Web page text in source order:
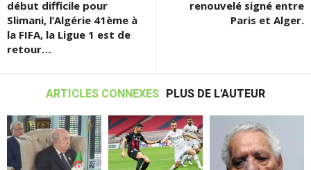
début difficile pour
Slimani, l’Algérie 41ème à
la FIFA, la Ligue 1 est de
retour…
renouvelé signé entre
Paris et Alger.
ARTICLES CONNEXES PLUS DE L'AUTEUR